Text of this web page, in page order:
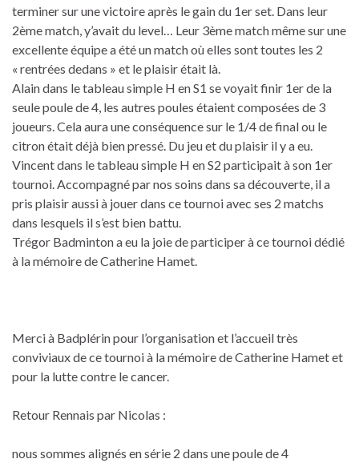
terminer sur une victoire après le gain du 1er set. Dans leur
2ème match, y’avait du level… Leur 3ème match même sur une
excellente équipe a été un match où elles sont toutes les 2
« rentrées dedans » et le plaisir était là.
Alain dans le tableau simple H en S1 se voyait finir 1er de la
seule poule de 4, les autres poules étaient composées de 3
joueurs. Cela aura une conséquence sur le 1/4 de final ou le
citron était déjà bien pressé. Du jeu et du plaisir il y a eu.
Vincent dans le tableau simple H en S2 participait à son 1er
tournoi. Accompagné par nos soins dans sa découverte, il a
pris plaisir aussi à jouer dans ce tournoi avec ses 2 matchs
dans lesquels il s’est bien battu.
Trégor Badminton a eu la joie de participer à ce tournoi dédié
à la mémoire de Catherine Hamet.
Merci à Badplérin pour l’organisation et l’accueil très
conviviaux de ce tournoi à la mémoire de Catherine Hamet et
pour la lutte contre le cancer.
Retour Rennais par Nicolas :
nous sommes alignés en série 2 dans une poule de 4